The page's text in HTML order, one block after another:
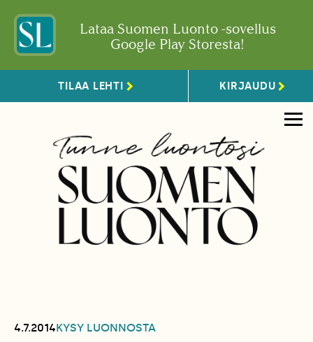
Lataa Suomen Luonto -sovellus
Google Play Storesta!
TILAA LEHTI KIRJAUDU
4.7.2014KYSY LUONNOSTA